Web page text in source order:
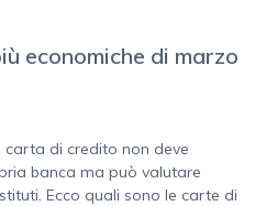
economiche di marzo
carta di credito non deve
banca ma può valutare
Ecco quali sono le carte di